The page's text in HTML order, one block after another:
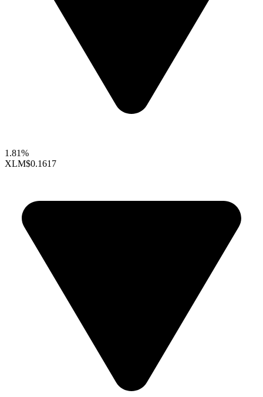
1.81%
XLM$0.1617